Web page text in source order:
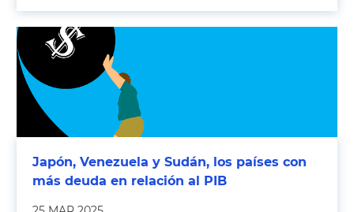
Japón, Venezuela y Sudán, los países con
más deuda en relación al PIB